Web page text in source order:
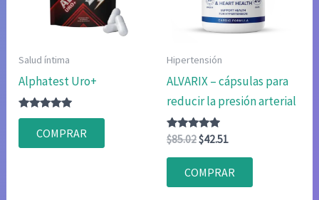
Salud íntima
Alphatest Uro+
Valorado
5.00
de 5
COMPRAR
Hipertensión
ALVARIX – cápsulas para
reducir la presión arterial
Valorado
con
4.75
$85.02El
original
era:
$42.51El
actual
es:
COMPRAR